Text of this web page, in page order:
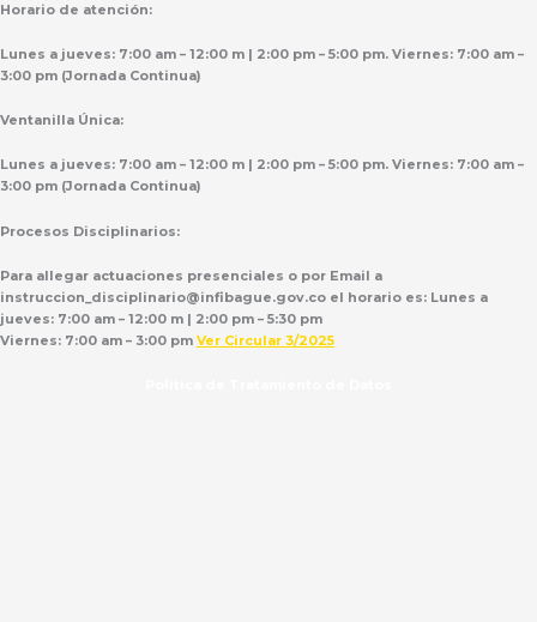
Horario de atención:
Lunes a jueves: 7:00 am – 12:00 m | 2:00 pm – 5:00 pm. Viernes: 7:00 am –
3:00 pm (Jornada Continua)
Ventanilla Única:
Lunes a jueves: 7:00 am – 12:00 m | 2:00 pm – 5:00 pm. Viernes: 7:00 am –
3:00 pm (Jornada Continua)
Procesos Disciplinarios:
Para allegar actuaciones presenciales o por Email a
instruccion_disciplinario@infibague.gov.co el horario es: Lunes a
jueves: 7:00 am – 12:00 m | 2:00 pm – 5:30 pm
Viernes: 7:00 am – 3:00 pm Ver Circular 3/2025